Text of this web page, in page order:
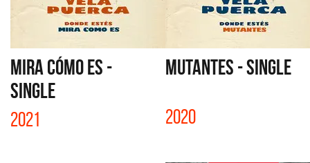
MIRA CÓMO ES -
SINGLE
2021
MUTANTES - SINGLE
2020